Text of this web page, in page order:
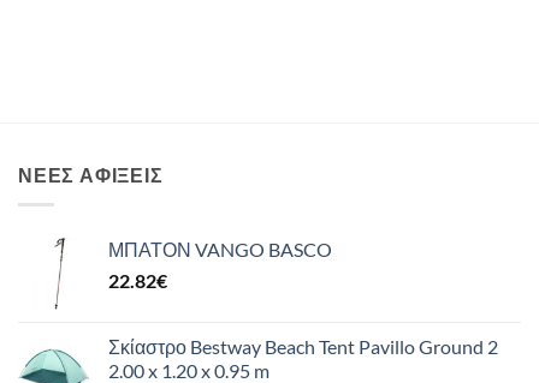
ΝΈΕΣ ΑΦΊΞΕΙΣ
ΜΠΑΤΟΝ VANGO BASCO
22.82€
Σκίαστρο Bestway Beach Tent Pavillo Ground 2
2.00 x 1.20 x 0.95 m